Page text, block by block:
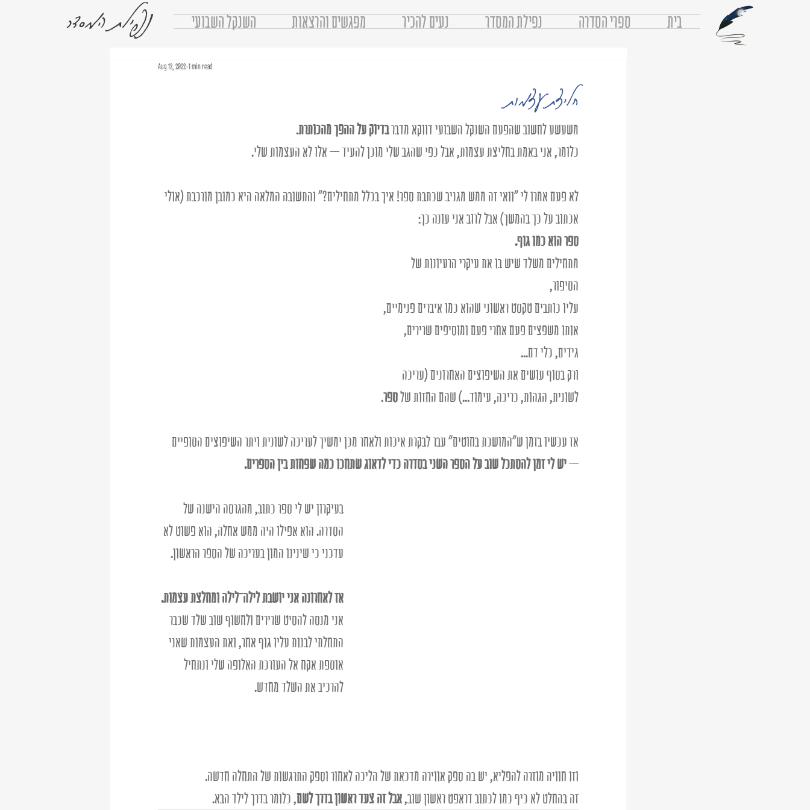
נפילת המסדר בית ספרי הסדרה נפילת המסדר נעים להכיר מפגשים והרצאות השנקל השבועי
חליצת עצמות
Aug 12, 2022 1 min read
משעשע לחשוב שהפעם השנקל השבועי דווקא מדבר בדיוק על ההפך מהכותרת.
כלומר, אני באמת בחליצת עצמות, אבל כפי שהגב שלי מוכן להעיד – אלו לא העצמות שלי.
לא פעם אמרו לי "וואי זה ממש מגניב שכתבת ספר! איך בכלל מתחילים?" והתשובה המלאה היא כמובן מורכבת (אולי
אכתוב על כך בהמשך) אבל לרוב אני עונה כך:
ספר הוא כמו גוף.
מתחילים משלד שיש בו את עיקרי הרעיונות של
הסיפור,
עליו כותבים טקסט ראשוני שהוא כמו איברים פנימיים,
אותו משפצים פעם אחרי פעם ומוסיפים שרירים,
גידים, כלי דם...
ורק בסוף עושים את השיפוצים האחרונים (עריכה
לשונית, הגהות, כריכה, עימוד...) שהם החזות של ספר.
אז עכשיו בזמן ש"המושכת בחוטים" עבר לבקרת איכות ולאחר מכן ימשיך לעריכה לשונית ויתר השיפוצים הסופיים
– יש לי זמן להסתכל שוב על הספר השני בסדרה כדי לדאוג שתחכו כמה שפחות בין הספרים.
בעיקרון יש לי ספר כתוב, מהגרסה הישנה של
הסדרה. הוא אפילו היה ממש אחלה, הוא פשוט לא
עדכני כי שינינו המון בעריכה של הספר הראשון.
אז לאחרונה אני יושבת לילה־לילה ומחלצת עצמות.
אני מנסה להסיט שרירים ולחשוף שוב שלד שכבר
התחלתי לבנות עליו גוף אחר, ואת העצמות שאני
אוספת אקח אל העורכת האלופה שלי ונתחיל
להרכיב את השלד מחדש.
וזו חוויה מוזרה להפליא, יש בה ספק אווירה מדכאת של הליכה לאחור וספק התרגשות של התחלה חדשה.
זה בהחלט לא כיף כמו לכתוב דראפט ראשון שוב, אבל זה צעד ראשון בדרך לשם, כלומר בדרך לילד הבא.